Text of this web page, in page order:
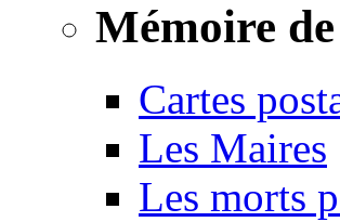
Mémoire
Cartes
Les Maires
Les morts